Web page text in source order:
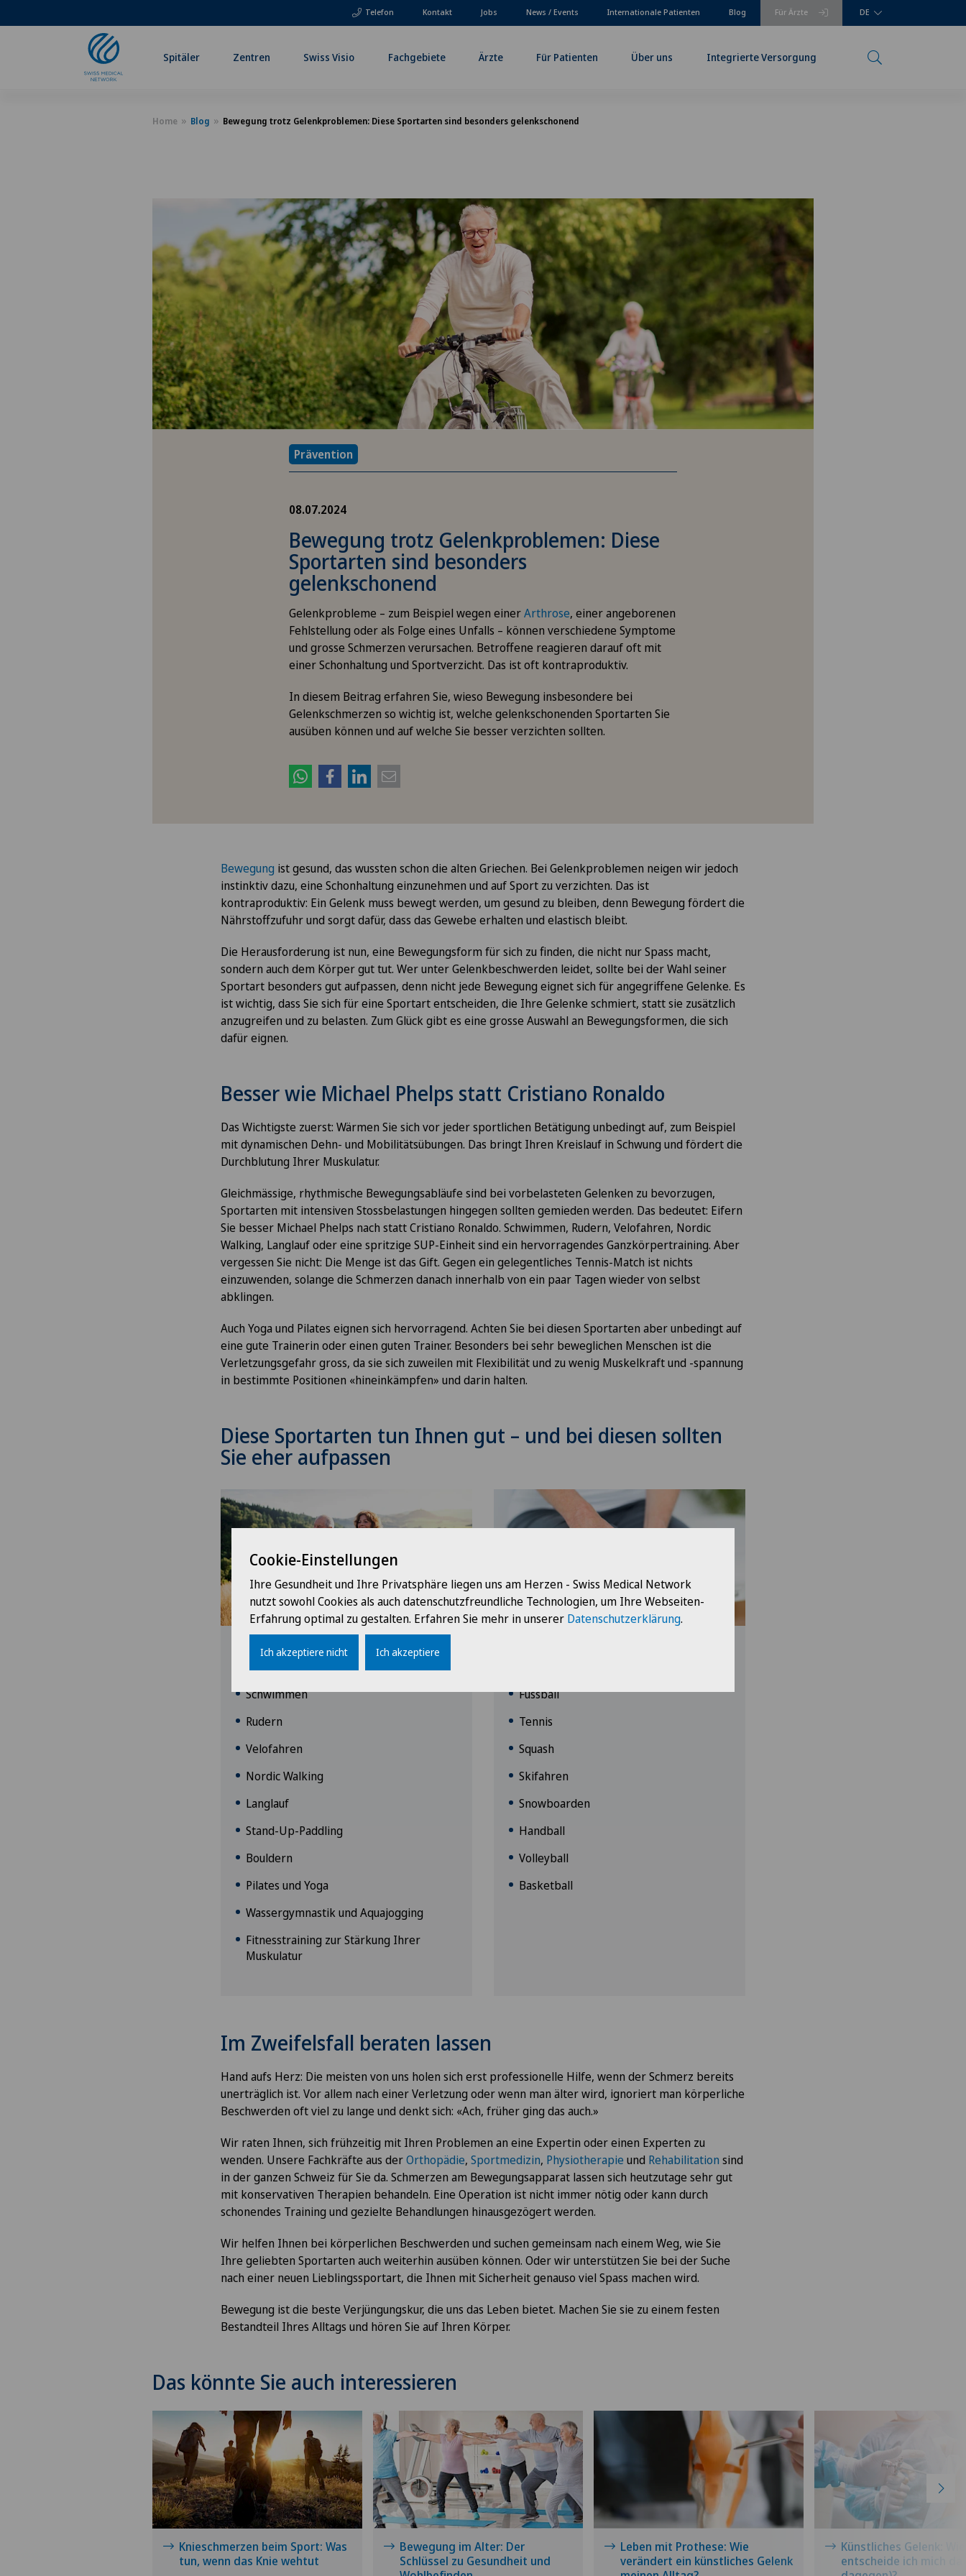
Telefon Für Ärzte
Kontakt Jobs News / Events Internationale Patienten Blog DE
Spitäler Zentren Swiss Visio Fachgebiete Ärzte Für Patienten Über uns Integrierte Versorgung
Home Blog Bewegung trotz Gelenkproblemen: Diese Sportarten sind besonders gelenkschonend
Prävention
08.07.2024
Bewegung trotz Gelenkproblemen: Diese
Sportarten sind besonders
gelenkschonend
Gelenkprobleme – zum Beispiel wegen einerArthrose, einer angeborenen
Fehlstellung oder als Folge eines Unfalls – können verschiedene Symptome
und grosse Schmerzen verursachen. Betroffene reagieren darauf oft mit
einer Schonhaltung und Sportverzicht. Das ist oft kontraproduktiv.
In diesem Beitrag erfahren Sie, wieso Bewegung insbesondere bei
Gelenkschmerzen so wichtig ist, welche gelenkschonenden Sportarten Sie
ausüben können und auf welche Sie besser verzichten sollten.
Bewegung ist gesund, das wussten schon die alten Griechen. Bei Gelenkproblemen neigen wir jedoch
instinktiv dazu, eine Schonhaltung einzunehmen und auf Sport zu verzichten. Das ist
kontraproduktiv: Ein Gelenk muss bewegt werden, um gesund zu bleiben, denn Bewegung fördert die
Nährstoffzufuhr und sorgt dafür, dass das Gewebe erhalten und elastisch bleibt.
Die Herausforderung ist nun, eine Bewegungsform für sich zu finden, die nicht nur Spass macht,
sondern auch dem Körper gut tut. Wer unter Gelenkbeschwerden leidet, sollte bei der Wahl seiner
Sportart besonders gut aufpassen, denn nicht jede Bewegung eignet sich für angegriffene Gelenke. Es
ist wichtig, dass Sie sich für eine Sportart entscheiden, die Ihre Gelenke schmiert, statt sie zusätzlich
anzugreifen und zu belasten. Zum Glück gibt es eine grosse Auswahl an Bewegungsformen, die sich
dafür eignen.
Besser wie Michael Phelps statt Cristiano Ronaldo
Das Wichtigste zuerst: Wärmen Sie sich vor jeder sportlichen Betätigung unbedingt auf, zum Beispiel
mit dynamischen Dehn- und Mobilitätsübungen. Das bringt Ihren Kreislauf in Schwung und fördert die
Durchblutung Ihrer Muskulatur.
Gleichmässige, rhythmische Bewegungsabläufe sind bei vorbelasteten Gelenken zu bevorzugen,
Sportarten mit intensiven Stossbelastungen hingegen sollten gemieden werden. Das bedeutet: Eifern
Sie besser Michael Phelps nach statt Cristiano Ronaldo. Schwimmen, Rudern, Velofahren, Nordic
Walking, Langlauf oder eine spritzige SUP-Einheit sind ein hervorragendes Ganzkörpertraining. Aber
vergessen Sie nicht: Die Menge ist das Gift. Gegen ein gelegentliches Tennis-Match ist nichts
einzuwenden, solange die Schmerzen danach innerhalb von ein paar Tagen wieder von selbst
abklingen.
Auch Yoga und Pilates eignen sich hervorragend. Achten Sie bei diesen Sportarten aber unbedingt auf
eine gute Trainerin oder einen guten Trainer. Besonders bei sehr beweglichen Menschen ist die
Verletzungsgefahr gross, da sie sich zuweilen mit Flexibilität und zu wenig Muskelkraft und -spannung
in bestimmte Positionen «hineinkämpfen» und darin halten.
Diese Sportarten tun Ihnen gut – und bei diesen sollten
Sie eher aufpassen
Setzen Sie auf gleichmässige,
rhythmische Bewegungsabläufe:
Schwimmen
Rudern
Velofahren
Nordic Walking
Langlauf
Stand-Up-Paddling
Bouldern
Pilates und Yoga
Wassergymnastik und Aquajogging
Fitnesstraining zur Stärkung Ihrer
Muskulatur
Fussball
Tennis
Squash
Skifahren
Snowboarden
Handball
Volleyball
Basketball
Im Zweifelsfall beraten lassen
Hand aufs Herz: Die meisten von uns holen sich erst professionelle Hilfe, wenn der Schmerz bereits
unerträglich ist. Vor allem nach einer Verletzung oder wenn man älter wird, ignoriert man körperliche
Beschwerden oft viel zu lange und denkt sich: «Ach, früher ging das auch.»
Wir raten Ihnen, sich frühzeitig mit Ihren Problemen an eine Expertin oder einen Experten zu
wenden. Unsere Fachkräfte aus derOrthopädie, Sportmedizin, Physiotherapie und Rehabilitation sind
in der ganzen Schweiz für Sie da. Schmerzen am Bewegungsapparat lassen sich heutzutage sehr gut
mit konservativen Therapien behandeln. Eine Operation ist nicht immer nötig oder kann durch
schonendes Training und gezielte Behandlungen hinausgezögert werden.
Wir helfen Ihnen bei körperlichen Beschwerden und suchen gemeinsam nach einem Weg, wie Sie
Ihre geliebten Sportarten auch weiterhin ausüben können. Oder wir unterstützen Sie bei der Suche
nach einer neuen Lieblingssportart, die Ihnen mit Sicherheit genauso viel Spass machen wird.
Bewegung ist die beste Verjüngungskur, die uns das Leben bietet. Machen Sie sie zu einem festen
Bestandteil Ihres Alltags und hören Sie auf Ihren Körper.
Das könnte Sie auch interessieren
Knieschmerzen beim Sport: Was
tun, wenn das Knie wehtut
Bewegung im Alter: Der
Schlüssel zu Gesundheit und
Leben mit Prothese: Wie
verändert ein künstliches Gelenk
Künstliches Gelenk: Wie
entscheide ich mich
Cookie-Einstellungen
Ihre Gesundheit und Ihre Privatsphäre liegen uns am Herzen - Swiss Medical Network
nutzt sowohl Cookies als auch datenschutzfreundliche Technologien, um Ihre Webseiten-
Erfahrung optimal zu gestalten. Erfahren Sie mehr in unserer Datenschutzerklärung.
Ich akzeptiere nicht Ich akzeptiere